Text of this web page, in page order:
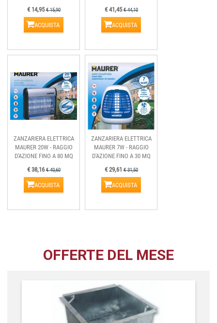
€ 14,95€ 15,90
ACQUISTA
€ 41,45€ 44,10
ACQUISTA
ZANZARIERA ELETTRICA
MAURER 20W - RAGGIO
D'AZIONE FINO A 80 MQ
€ 38,16€ 40,60
ACQUISTA
ZANZARIERA ELETTRICA
MAURER 7W - RAGGIO
D'AZIONE FINO A 30 MQ
€ 29,61€ 31,50
ACQUISTA
OFFERTE DEL MESE